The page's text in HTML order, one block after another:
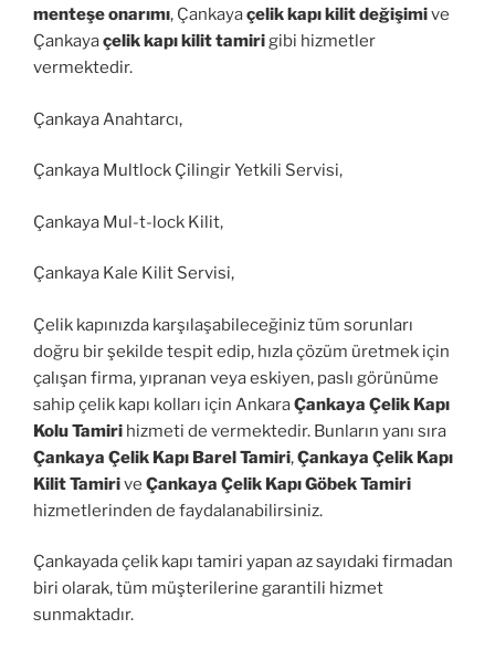
menteşe onarımı, Çankayaçelik kapı kilit değişimive
Çankayaçelik kapı kilit tamirigibi hizmetler
vermektedir.
Çankaya Anahtarcı,
Çankaya Multlock Çilingir Yetkili Servisi,
Çankaya Mul-t-lock Kilit,
Çankaya Kale Kilit Servisi,
Çelik kapınızda karşılaşabileceğiniz tüm sorunları
doğru bir şekilde tespit edip, hızla çözüm üretmek için
çalışan firma, yıpranan veya eskiyen, paslı görünüme
sahip çelik kapı kolları için AnkaraÇankaya Çelik Kapı
Kolu Tamiri hizmeti de vermektedir. Bunların yanı sıra
Çankaya Çelik Kapı Barel Tamiri,Çankaya Çelik Kapı
Kilit Tamirive Çankaya Çelik Kapı Göbek Tamiri
hizmetlerinden de faydalanabilirsiniz.
Çankayada çelik kapı tamiri yapan az sayıdaki firmadan
biri olarak, tüm müşterilerine garantili hizmet
sunmaktadır.